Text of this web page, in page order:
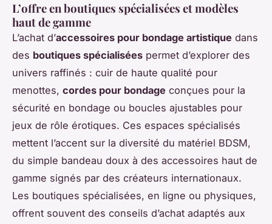
L’offre en boutiques spécialisées et modèles
haut de gamme
L’achat d’accessoires pour bondage artistique dans
des boutiques spécialisées permet d’explorer des
univers raffinés : cuir de haute qualité pour
menottes, cordes pour bondage conçues pour la
sécurité en bondage ou boucles ajustables pour
jeux de rôle érotiques. Ces espaces spécialisés
mettent l’accent sur la diversité du matériel BDSM,
du simple bandeau doux à des accessoires haut de
gamme signés par des créateurs internationaux.
Les boutiques spécialisées, en ligne ou physiques,
offrent souvent des conseils d’achat adaptés aux